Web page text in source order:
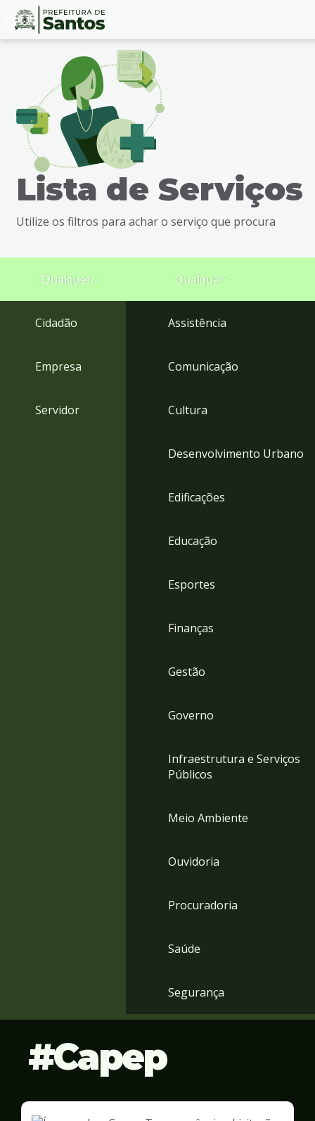
Ir
busca
Ir
rodapé
Conteúdo
Lista de Serviços
Utilize os filtros para achar o serviço que procura
- Qualquer -
Cidadão
Empresa
Servidor
- Qualquer -
Assistência
Comunicação
Cultura
Desenvolvimento Urbano
Edificações
Educação
Esportes
Finanças
Gestão
Governo
Infraestrutura e Serviços
Públicos
Meio Ambiente
Ouvidoria
Procuradoria
Saúde
Segurança
Capep